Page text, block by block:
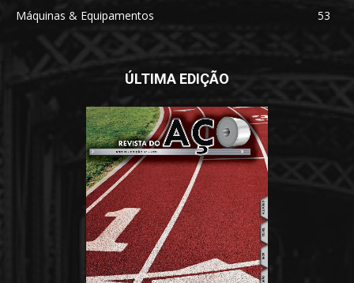
Máquinas & Equipamentos
53
ÚLTIMA EDIÇÃO